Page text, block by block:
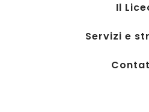
Il
Servizi e